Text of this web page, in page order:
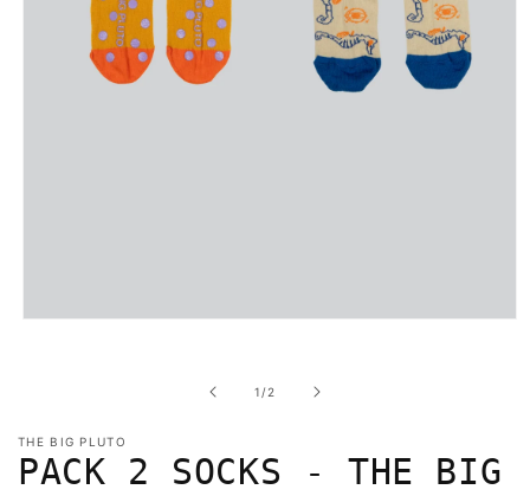
ventana
modal
1 /de
2
THE BIG PLUTO
PACK 2 SOCKS - THE BIG